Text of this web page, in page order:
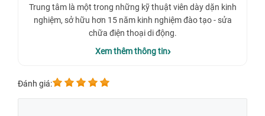
Trung tâm là một trong những kỹ thuật viên dày dặn kinh
nghiệm, sở hữu hơn 15 năm kinh nghiệm đào tạo - sửa
chữa điện thoại di động.
Xem thêm thông tin
Đánh giá: